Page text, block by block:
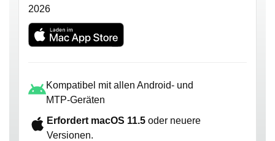
2026
Kompatibel mit allen Android- und
MTP-Geräten
Erfordert macOS 11.5oder neuere
Versionen.